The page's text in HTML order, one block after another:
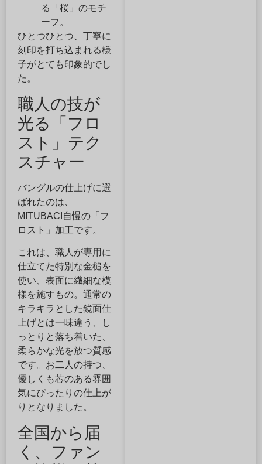
る「桜」のモチ
ーフ。
ひとつひとつ、丁寧に
刻印を打ち込まれる様
子がとても印象的でし
た。
職人の技が
光る「フロ
スト」テク
スチャー
バングルの仕上げに選
ばれたのは、
MITUBACI自慢の「フ
ロスト」加工です。
これは、職人が専用に
仕立てた特別な金槌を
使い、表面に繊細な模
様を施すもの。通常の
キラキラとした鏡面仕
上げとは一味違う、し
っとりと落ち着いた、
柔らかな光を放つ質感
です。お二人の持つ、
優しくも芯のある雰囲
気にぴったりの仕上が
りとなりました。
全国から届
く、ファン